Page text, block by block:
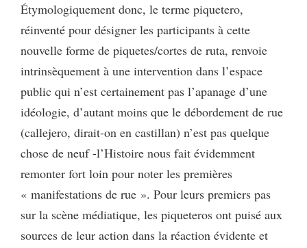
Étymologiquement donc, le terme piquetero,
réinventé pour désigner les participants à cette
nouvelle forme de piquetes/cortes de ruta, renvoie
intrinsèquement à une intervention dans l’espace
public qui n’est certainement pas l’apanage d’une
idéologie, d’autant moins que le débordement de rue
(callejero, dirait-on en castillan) n’est pas quelque
chose de neuf -l’Histoire nous fait évidemment
remonter fort loin pour noter les premières
« manifestations de rue ». Pour leurs premiers pas
sur la scène médiatique, les piqueteros ont puisé aux
sources de leur action dans la réaction évidente et